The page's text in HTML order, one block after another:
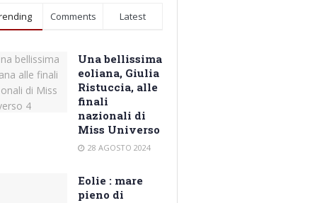
Comments Latest
Una bellissima
eoliana, Giulia
Ristuccia, alle
finali
nazionali di
Miss Universo
28 AGOSTO 2024
Eolie : mare
pieno di